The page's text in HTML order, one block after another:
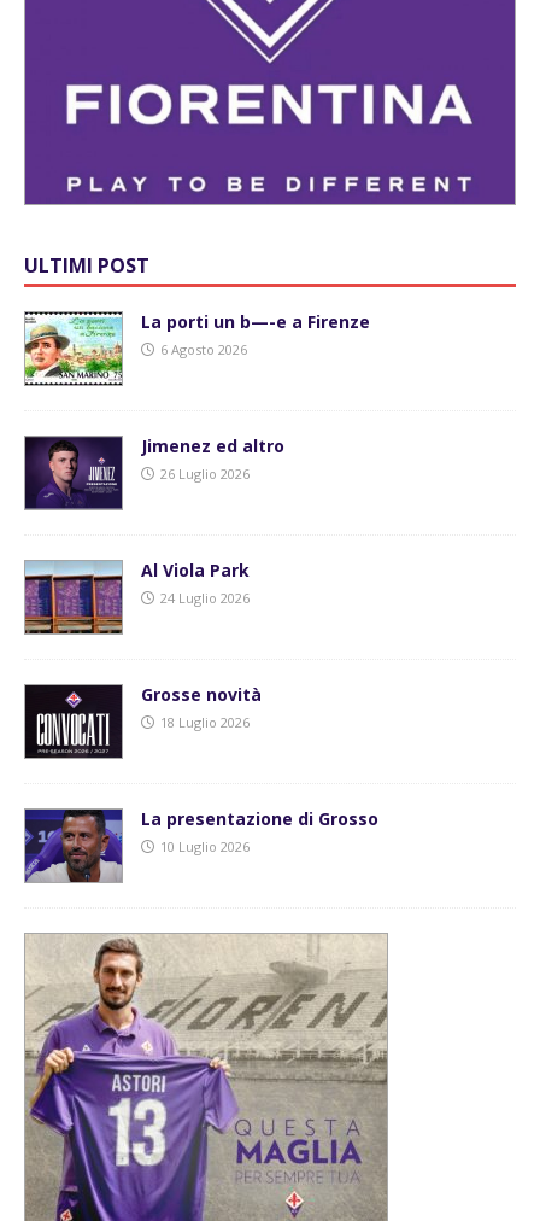
ULTIMI POST
La porti un b—-e a Firenze
6 Agosto 2026
Jimenez ed altro
26 Luglio 2026
Al Viola Park
24 Luglio 2026
Grosse novità
18 Luglio 2026
La presentazione di Grosso
10 Luglio 2026